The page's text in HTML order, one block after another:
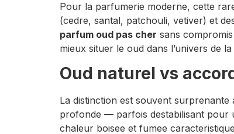
Pour la parfumerie moderne, cette
(cedre, santal, patchouli, vetiver) et
parfum oud pas cher sans
mieux situer le oud dans l’univers de
Oud naturel vs
La distinction est souvent
profonde — parfois destabilisant pour
chaleur boisee et fumee